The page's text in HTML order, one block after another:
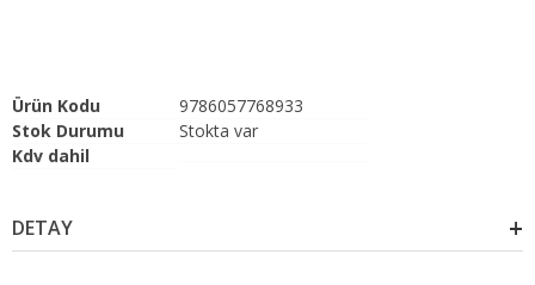
Ürün Kodu
9786057768933
Stok Durumu
Stokta var
Kdv dahil
DETAY